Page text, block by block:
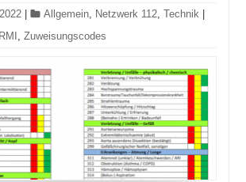
Allgemein, Netzwerk 112,Technik
RMI ,Zuweisungscodes